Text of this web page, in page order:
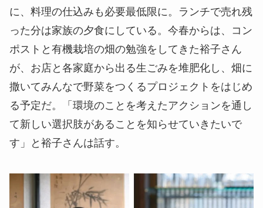
に、料理の仕込みも必要最低限に。ランチで売れ残
った分は家族の夕食にしている。今春からは、コン
ポストと有機栽培の畑の勉強をしてきた裕子さん
が、お店と各家庭から出る生ごみを堆肥化し、畑に
撒いてみんなで野菜をつくるプロジェクトをはじめ
る予定だ。「環境のことを考えたアクションを通し
て新しい選択肢があることを知らせていきたいで
す」と裕子さんは話す。